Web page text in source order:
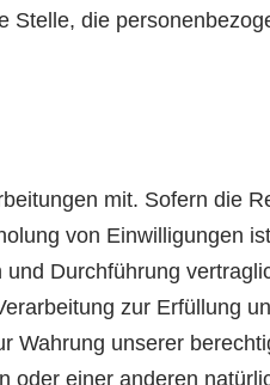
Stelle, die
mit. Sofern die
von Einwilligungen
Durchführung
zur Erfüllung
Wahrung unserer
oder einer anderen